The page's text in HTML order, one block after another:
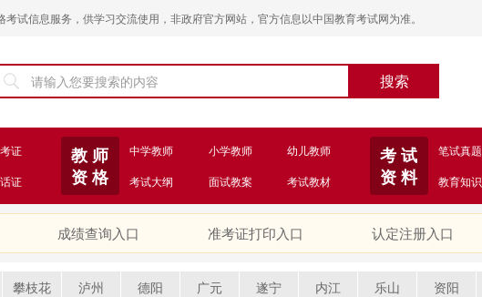
试信息服务，供学习交流使用，非政府官方网站，官方信息以中国教育考试网为准。
证
证
教 师
资 格
中学教师 小学教师
幼儿教师
考试大纲
面试教案 考试教材
考 试
资 料
笔试真题
教育知识
成绩查询入口 准考证打印入口 认定注册入口
攀枝花 泸州 德阳 广元 遂宁 内江 乐山 资阳